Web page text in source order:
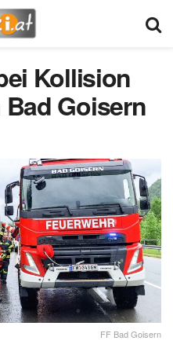
Kollision
Goisern
FF Bad Goisern